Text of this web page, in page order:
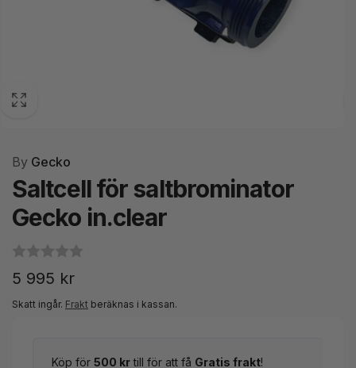
By Gecko
Saltcell för saltbrominator
Gecko in.clear
Ordinarie
pris
5 995 kr
Skatt ingår. Frakt beräknas i kassan.
Köp för 500 krtill för att få Gratis frakt!